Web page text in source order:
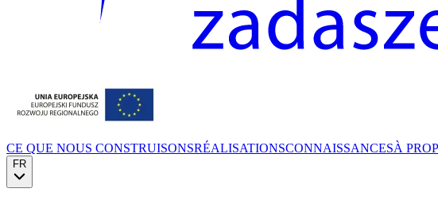
CE QUE NOUS CONSTRUISONSRÉALISATIONSCONNAISSANCESÀ
FR